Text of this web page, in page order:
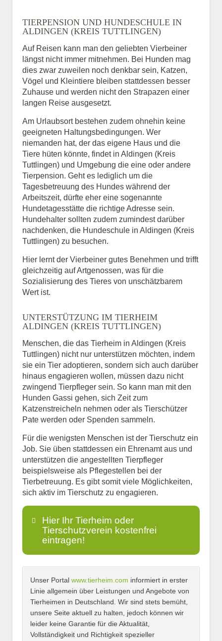
TIERPENSION UND HUNDESCHULE IN
ALDINGEN (KREIS TUTTLINGEN)
Auf Reisen kann man den geliebten Vierbeiner
längst nicht immer mitnehmen. Bei Hunden mag
dies zwar zuweilen noch denkbar sein, Katzen,
Vögel und Kleintiere bleiben stattdessen besser
Zuhause und werden nicht den Strapazen einer
langen Reise ausgesetzt.
Am Urlaubsort bestehen zudem ohnehin keine
geeigneten Haltungsbedingungen. Wer
niemanden hat, der das eigene Haus und die
Tiere hüten könnte, findet in Aldingen (Kreis
Tuttlingen) und Umgebung die eine oder andere
Tierpension. Geht es lediglich um die
Tagesbetreuung des Hundes während der
Arbeitszeit, dürfte eher eine sogenannte
Hundetagesstätte die richtige Adresse sein.
Hundehalter sollten zudem zumindest darüber
nachdenken, die Hundeschule in Aldingen (Kreis
Tuttlingen) zu besuchen.
Hier lernt der Vierbeiner gutes Benehmen und trifft
gleichzeitig auf Artgenossen, was für die
Sozialisierung des Tieres von unschätzbarem
Wert ist.
UNTERSTÜTZUNG IM TIERHEIM
ALDINGEN (KREIS TUTTLINGEN)
Menschen, die das Tierheim in Aldingen (Kreis
Tuttlingen) nicht nur unterstützen möchten, indem
sie ein Tier adoptieren, sondern sich auch darüber
hinaus engagieren wollen, müssen dazu nicht
zwingend Tierpfleger sein. So kann man mit den
Hunden Gassi gehen, sich Zeit zum
Katzenstreicheln nehmen oder als Tierschützer
Pate werden oder Spenden sammeln.
Für die wenigsten Menschen ist der Tierschutz ein
Job. Sie üben stattdessen ein Ehrenamt aus und
unterstützen die angestellten Tierpfleger
beispielsweise als Pflegestellen bei der
Tierbetreuung. Es gibt somit viele Möglichkeiten,
sich aktiv im Tierschutz zu engagieren.
Hier Ihr Tierheim oder
Tierschutzverein kostenfrei
eintragen!
Name*
E-Mail*
Unser Portal www.tierheim.com informiert in erster
Linie allgemein über Leistungen und Angebote von
Tierheimen in Deutschland. Wir sind stets bemüht,
unsere Seite aktuell zu halten, jedoch können wir
leider keine Garantie für die Aktualität,
Vollständigkeit und Richtigkeit spezieller